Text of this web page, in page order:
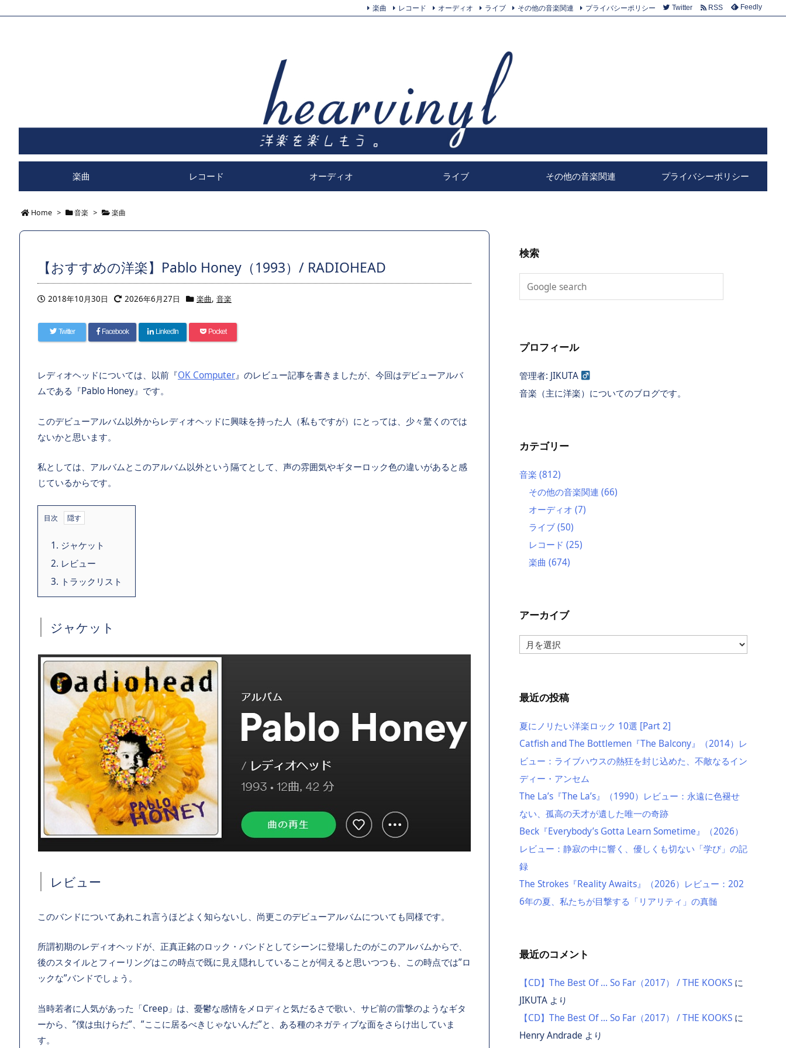
楽曲 レコード オーディオ ライブ その他の音楽関連 プライバシーポリシー
楽曲 レコード オーディオ ライブ その他の音楽関連 プライバシーポリシー Twitter RSS Feedly
Home > 音楽 > 楽曲
【おすすめの洋楽】Pablo Honey（1993）/ RADIOHEAD
2018年10月30日 2026年6月27日 楽曲, 音楽
Twitter Facebook LinkedIn Pocket
レディオヘッドについては、以前『OK Computer』のレビュー記事を書きましたが、今回はデビューアルバ
ムである『Pablo Honey』です。
このデビューアルバム以外からレディオヘッドに興味を持った人（私もですが）にとっては、少々驚くのでは
ないかと思います。
私としては、アルバムとこのアルバム以外という隔てとして、声の雰囲気やギターロック色の違いがあると感
じているからです。
目次
1. ジャケット
2. レビュー
3. トラックリスト
ジャケット
レビュー
このバンドについてあれこれ言うほどよく知らないし、尚更このデビューアルバムについても同様です。
所謂初期のレディオヘッドが、正真正銘のロック・バンドとしてシーンに登場したのがこのアルバムからで、
後のスタイルとフィーリングはこの時点で既に見え隠れしていることが伺えると思いつつも、この時点では”ロ
ックな”バンドでしょう。
当時若者に人気があった「Creep」は、憂鬱な感情をメロディと気だるさで歌い、サビ前の雷撃のようなギタ
ーから、”僕は虫けらだ”、”ここに居るべきじゃないんだ”と、ある種のネガティブな面をさらけ出していま
す。
検索
プロフィール
管理者: JIKUTA
音楽（主に洋楽）についてのブログです。
カテゴリー
音楽 (812)
その他の音楽関連 (66)
オーディオ (7)
ライブ(50)
レコード (25)
楽曲 (674)
アーカイブ
ー
ブ
最近の投稿
夏にノリたい洋楽ロック 10選 [Part 2]
Catfish and The Bottlemen『The Balcony』（2014）レ
ビュー：ライブハウスの熱狂を封じ込めた、不敵なるイン
ディー・アンセム
The La’s『The La’s』（1990）レビュー：永遠に色褪せ
ない、孤高の天才が遺した唯一の奇跡
Beck『Everybody’s Gotta Learn Sometime』（2026）
レビュー：静寂の中に響く、優しくも切ない「学び」の記
録
The Strokes『Reality Awaits』（2026）レビュー：202
6年の夏、私たちが目撃する「リアリティ」の真髄
最近のコメント
【CD】The Best Of … So Far（2017） / THE KOOKS に
JIKUTA より
【CD】The Best Of … So Far（2017） / THE KOOKS に
Henry Andrade より